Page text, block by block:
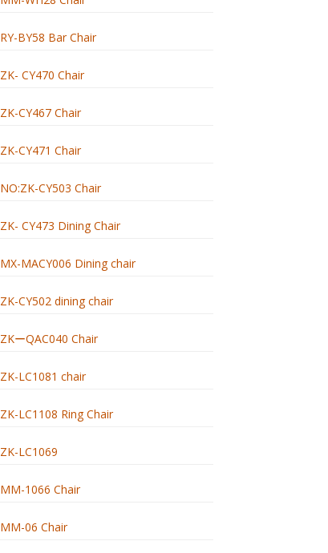
RY-BY58 Bar Chair
ZK- CY470 Chair
ZK-CY467 Chair
ZK-CY471 Chair
NO:ZK-CY503 Chair
ZK- CY473 Dining Chair
MX-MACY006 Dining chair
ZK-CY502 dining chair
ZKーQAC040 Chair
ZK-LC1081 chair
ZK-LC1108 Ring Chair
ZK-LC1069
MM-1066 Chair
MM-06 Chair